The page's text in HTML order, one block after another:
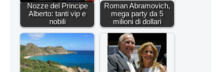
Nozze del Principe
Alberto: tanti vip e
nobili
Roman Abramovich,
mega party da 5
milioni di dollari